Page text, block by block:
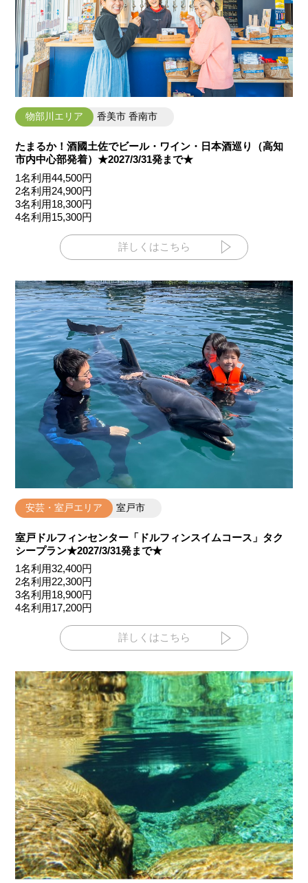
物部川エリア 香美市 香南市
たまるか！酒國土佐でビール・ワイン・日本酒巡り（高知
市内中心部発着）★2027/3/31発まで★
1名利用44,500円
2名利用24,900円
3名利用18,300円
4名利用15,300円
詳しくはこちら
安芸・室戸エリア 室戸市
室戸ドルフィンセンター「ドルフィンスイムコース」タク
シープラン★2027/3/31発まで★
1名利用32,400円
2名利用22,300円
3名利用18,900円
4名利用17,200円
詳しくはこちら